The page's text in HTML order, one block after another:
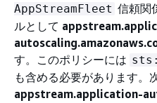
AppStreamFleet 信頼関
ルとして
す。このポリシーには
も含める必要があります。
appstream.application-